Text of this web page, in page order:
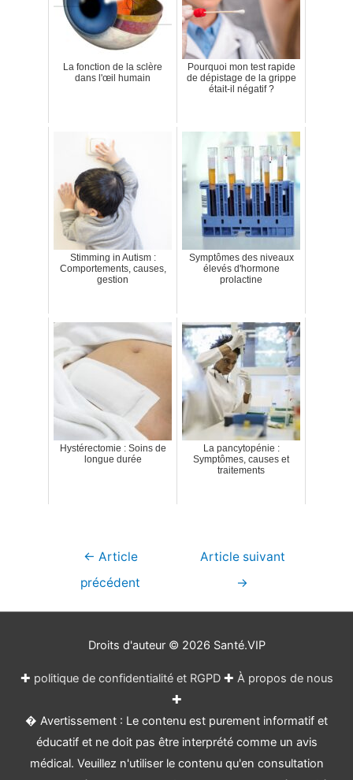
La fonction de la sclère
dans l'œil humain
Pourquoi mon test rapide
de dépistage de la grippe
était-il négatif ?
Stimming in Autism :
Comportements, causes,
gestion
Symptômes des niveaux
élevés d'hormone
prolactine
Hystérectomie : Soins de
longue durée
La pancytopénie :
Symptômes, causes et
traitements
Navigation
← Article
précédent
Article suivant
→
Droits d'auteur © 2026 Santé.VIP
✚ politique de confidentialité et RGPD✚ À propos de nous
✚
� Avertissement : Le contenu est purement informatif et
éducatif et ne doit pas être interprété comme un avis
médical. Veuillez n'utiliser le contenu qu'en consultation